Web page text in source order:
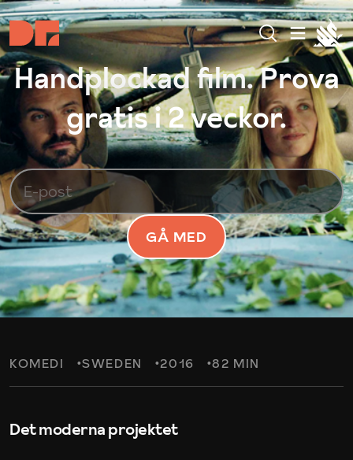
Handplockad film. Prova
gratis i 2 veckor.
GÅ MED
KOMEDI SWEDEN 2016 82 MIN
Det moderna projektet